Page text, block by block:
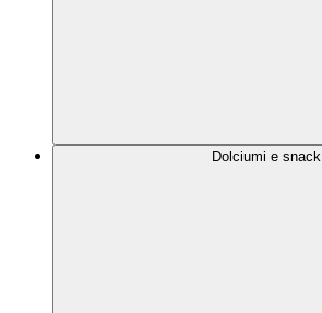
Dolciumi e snack